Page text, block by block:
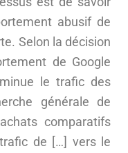
abusif de
Selon la décision
de Google
le trafic des
générale de
comparatifs
de […] vers le